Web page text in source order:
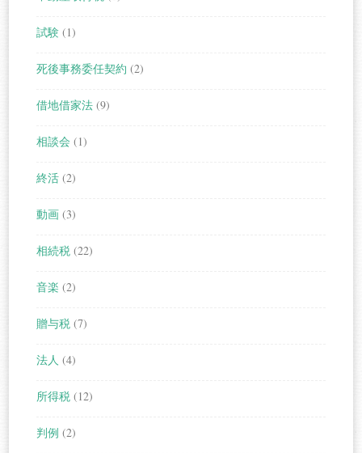
試験 (1)
死後事務委任契約 (2)
借地借家法 (9)
相談会 (1)
終活 (2)
動画 (3)
相続税 (22)
音楽 (2)
贈与税 (7)
法人 (4)
所得税 (12)
判例 (2)